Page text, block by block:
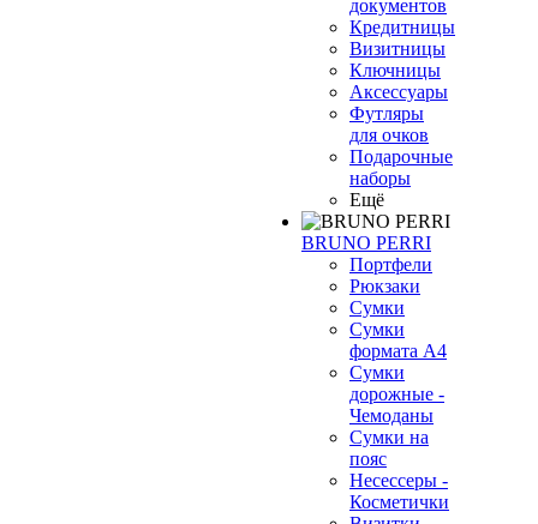
документов
Кредитницы
Визитницы
Ключницы
Аксессуары
Футляры
для очков
Подарочные
наборы
Ещё
BRUNO PERRI
Портфели
Рюкзаки
Сумки
Сумки
формата А4
Сумки
дорожные -
Чемоданы
Сумки на
пояс
Несессеры -
Косметички